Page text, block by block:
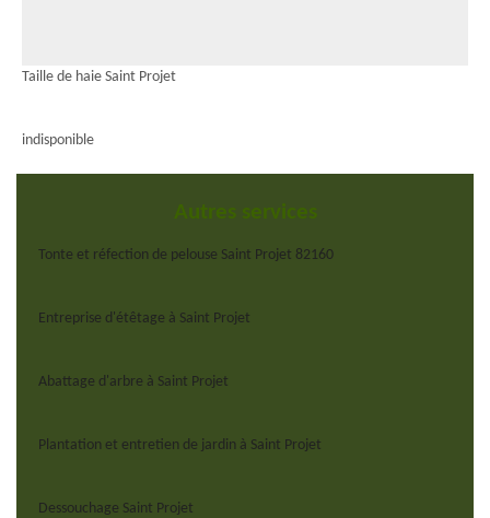
Taille de haie Saint Projet
indisponible
Autres services
Tonte et réfection de pelouse Saint Projet 82160
Entreprise d'étêtage à Saint Projet
Abattage d'arbre à Saint Projet
Plantation et entretien de jardin à Saint Projet
Dessouchage Saint Projet